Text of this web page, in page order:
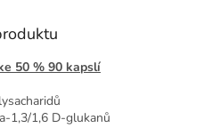
50 % 90 kapslí
1,3/1,6 D-glukanů